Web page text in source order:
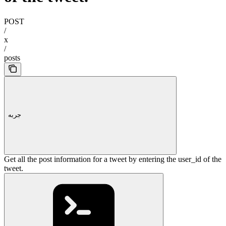
POST
/
x
/
posts
جربه
Get all the post information for a tweet by entering the user_id of the
tweet.